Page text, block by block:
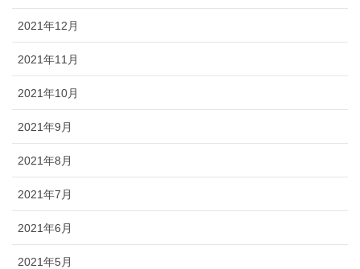
2021年12月
2021年11月
2021年10月
2021年9月
2021年8月
2021年7月
2021年6月
2021年5月